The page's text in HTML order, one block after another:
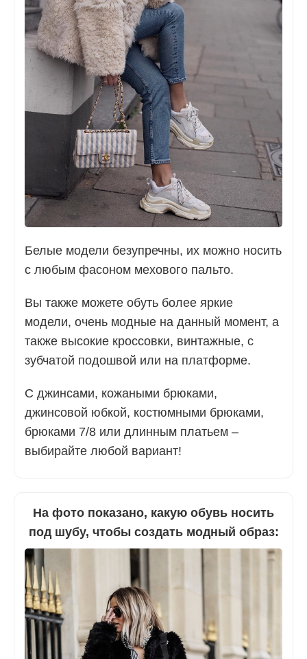
Белые модели безупречны, их можно носить
с любым фасоном мехового пальто.
Вы также можете обуть более яркие
модели, очень модные на данный момент, а
также высокие кроссовки, винтажные, с
зубчатой подошвой или на платформе.
С джинсами, кожаными брюками,
джинсовой юбкой, костюмными брюками,
брюками 7/8 или длинным платьем –
выбирайте любой вариант!
На фото показано, какую обувь носить
под шубу, чтобы создать модный образ: